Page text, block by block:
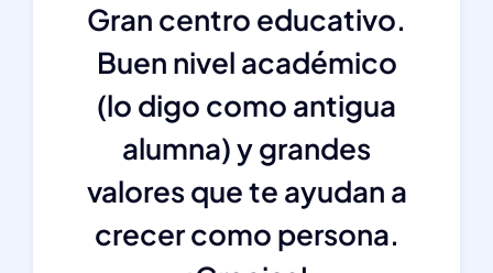
Gran centro educativo.
Buen nivel académico
(lo digo como antigua
alumna) y grandes
valores que te ayudan a
crecer como persona.